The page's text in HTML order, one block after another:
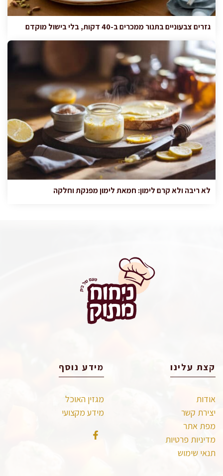
גזרים צבעוניים בתנור ממכרים ב-40 דקות, בלי בישול מוקדם
לא ריבה ולא קרם לימון: חמאת לימון מפנקת וחלקה
קצת עלינו
אודות
יצירת קשר
מפת אתר
מדיניות פרטיות
תנאי שימוש
מידע נוסף
מגזין האוכל
מידע מקצועי